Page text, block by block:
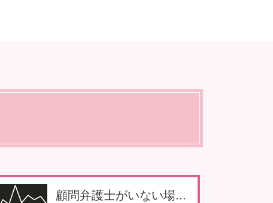
顧問弁護士がいない場...